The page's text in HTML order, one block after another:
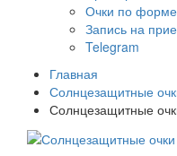
Очки по
Запись на
Telegram
Главная
Солнцезащитные
Солнцезащитные